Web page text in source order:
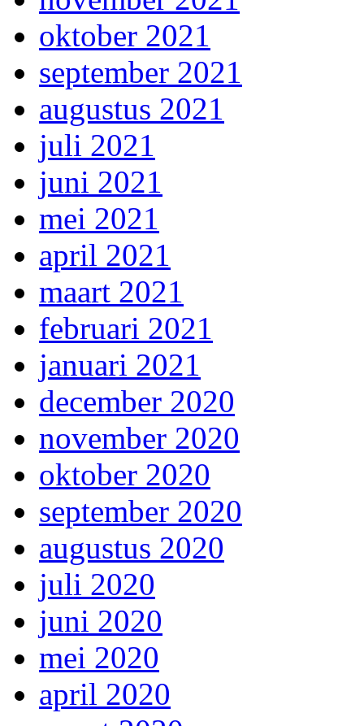
oktober 2021
september 2021
augustus 2021
juli 2021
juni 2021
mei 2021
april 2021
maart 2021
februari 2021
januari 2021
december 2020
november 2020
oktober 2020
september 2020
augustus 2020
juli 2020
juni 2020
mei 2020
april 2020